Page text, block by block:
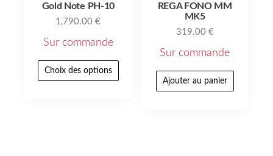
Gold Note PH-10
1,790.00€
Sur commande
Choix des options
REGA FONO MM
MK5
319.00 €
Sur commande
Ajouter au panier